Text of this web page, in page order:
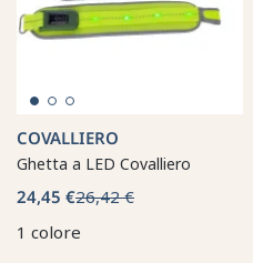
COVALLIERO
Ghetta a LED Covalliero
24,45 €26,42 €
1 colore